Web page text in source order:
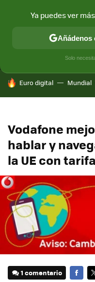
MÓVIL
HOY SE HABLA DE
Euro digital Mundial
Vodafone
hablar y
la UE con
1 comentario
Ya puedes ver
Añádenos
Solo